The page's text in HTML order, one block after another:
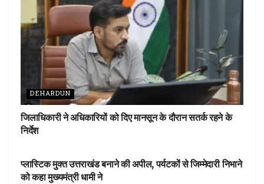
DEHARDUN
जिलाधिकारी ने अधिकारियों को दिए मानसून के दौरान सतर्क रहने के
निर्देश
प्लास्टिक मुक्त उत्तराखंड बनाने की अपील, पर्यटकों से जिम्मेदारी निभाने
को कहा मुख्यमंत्री धामी ने